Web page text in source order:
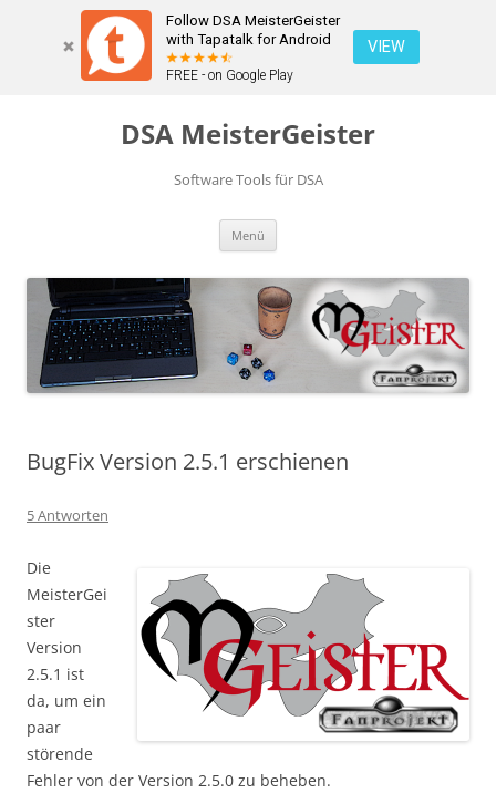
Follow DSA MeisterGeister
with Tapatalk for Android
FREE - on Google Play
VIEW
DSA MeisterGeister
Software Tools für DSA
Menü
BugFix Version 2.5.1 erschienen
5 Antworten
Die
MeisterGei
ster
Version
2.5.1 ist
da, um ein
paar
störende
Fehler von der Version 2.5.0 zu beheben.